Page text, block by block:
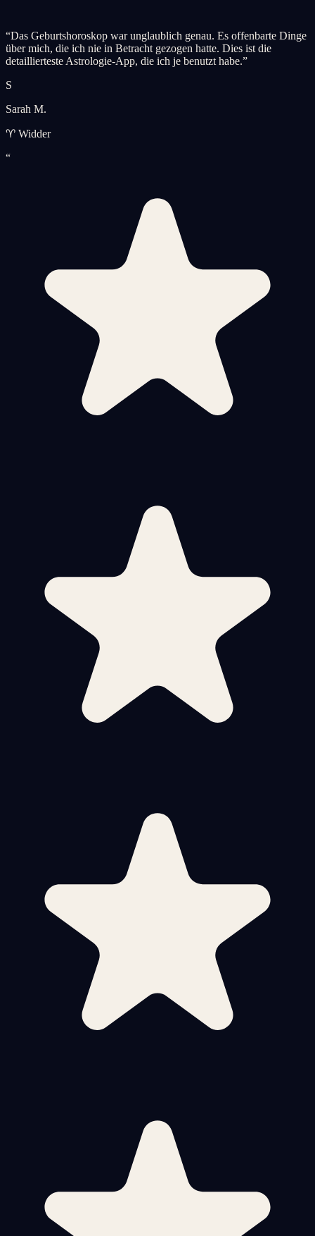
“Das Geburtshoroskop war unglaublich genau. Es offenbarte Dinge
über mich, die ich nie in Betracht gezogen hatte. Dies ist die
detaillierteste Astrologie-App, die ich je benutzt habe.”
S
Sarah M.
♈ Widder
“